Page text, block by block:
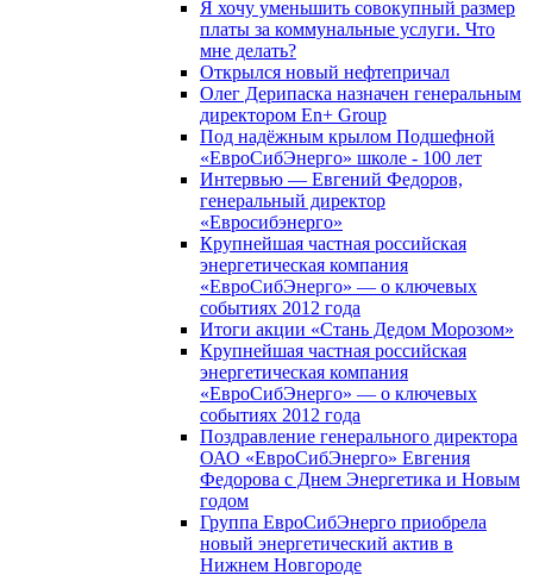
Я хочу уменьшить совокупный размер
платы за коммунальные услуги. Что
мне делать?
Открылся новый нефтепричал
Олег Дерипаска назначен генеральным
директором En+ Group
Под надёжным крылом Подшефной
«ЕвроСибЭнерго» школе - 100 лет
Интервью — Евгений Федоров,
генеральный директор
«Евросибэнерго»
Крупнейшая частная российская
энергетическая компания
«ЕвроСибЭнерго» — о ключевых
событиях 2012 года
Итоги акции «Стань Дедом Морозом»
Крупнейшая частная российская
энергетическая компания
«ЕвроСибЭнерго» — о ключевых
событиях 2012 года
Поздравление генерального директора
ОАО «ЕвроСибЭнерго» Евгения
Федорова с Днем Энергетика и Новым
годом
Группа ЕвроСибЭнерго приобрела
новый энергетический актив в
Нижнем Новгороде